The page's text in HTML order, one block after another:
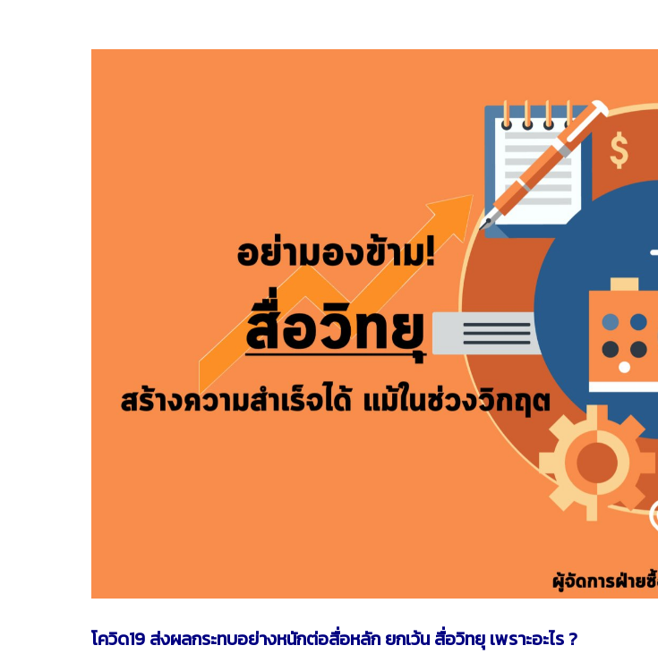
โควิด19 ส่งผลกระทบอย่างหนักต่อสื่อหลัก ยกเว้น สื่อวิทยุ เพราะอะไร ?